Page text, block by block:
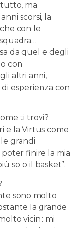
tutto, ma
scorsi, la
con le
da quelle degli
con
altri anni,
esperienza con
ti trovi?
e la Virtus come
grandi
finire la mia
solo il basket”.
sono molto
la grande
vicini: mi